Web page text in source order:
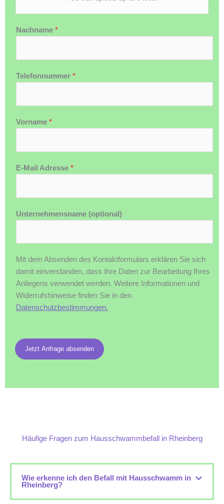
Nachname *
Telefonnummer *
Vorname *
E-Mail Adresse *
Unternehmensname (optional)
Mit dem Absenden des Kontaktformulars erklären Sie sich
damit einverstanden, dass Ihre Daten zur Bearbeitung Ihres
Anliegens verwendet werden. Weitere Informationen und
Widerrufshinweise finden Sie in den
Datenschutzbestimmungen.
Jetzt Anfrage absenden
Häufige Fragen zum Hausschwammbefall in Rheinberg
Wie erkenne ich den Befall mit Hausschwamm in
Rheinberg?